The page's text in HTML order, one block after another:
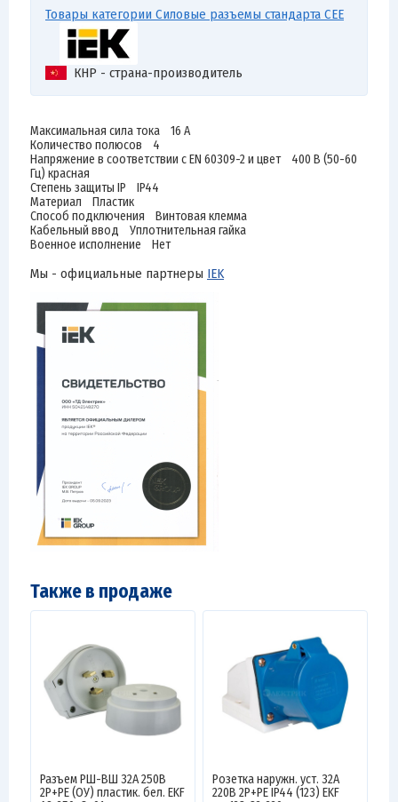
Товары категории Силовые разъемы стандарта CEE
КНР - страна-производитель
Максимальная сила тока 16 А
Количество полюсов 4
Напряжение в соответствии с EN 60309-2 и цвет 400 В (50-60
Гц) красная
Степень защиты IP IP44
Материал Пластик
Способ подключения Винтовая клемма
Кабельный ввод Уплотнительная гайка
Военное исполнение Нет
Мы - официальные партнеры IEK
Также в продаже
Разъем РШ-ВШ 32А 250В
2P+PE (ОУ) пластик. бел. EKF
Розетка наружн. уст. 32А
220В 2P+РЕ IP44 (123) EKF